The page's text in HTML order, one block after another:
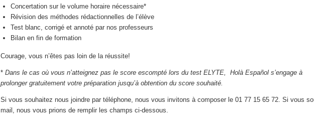
​Concertation sur le volume horaire nécessaire*
Révision des méthodes rédactionnelles de l’élève
Test blanc, corrigé et annoté​ par nos professeurs
Bilan en fin de formation
Courage, vous n’êtes pas loin de la réussite!
*Dans le cas où vous n’atteignez pas le score escompté lors du test ELYTE, Holà Español s’engage à
prolonger gratuitement votre préparation jusqu’à obtention du score souhaité.
Si vous souhaitez nous joindre par téléphone, nous vous invitons à composer le 01 77 15 65 72. Si vous
mail, nous vous prions de remplir les champs ci-dessous.